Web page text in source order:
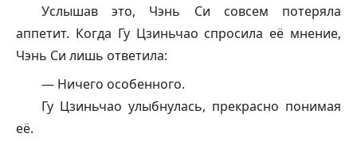
Услышав это, Чэнь Си совсем потеряла
аппетит. Когда Гу Цзиньчао спросила её мнение,
Чэнь Си лишь ответила:
— Ничего особенного.
Гу Цзиньчао улыбнулась, прекрасно понимая
её.